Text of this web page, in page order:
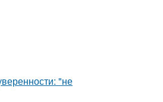
"не